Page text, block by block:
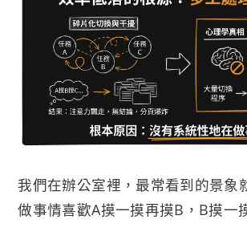
我們在辦公室裡，最常看到的景象
做事情喜歡A摸一摸再摸B，B摸一